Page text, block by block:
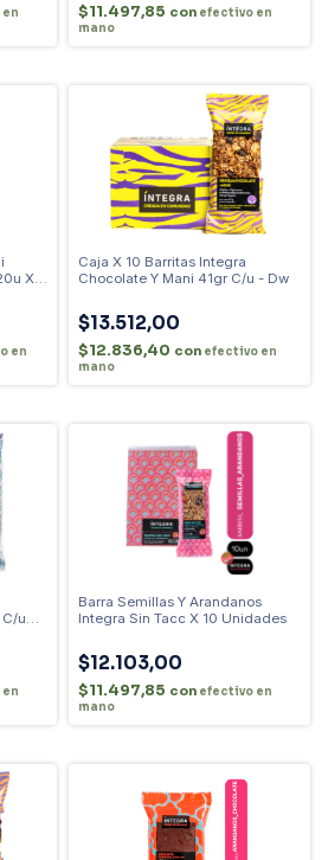
$11.497,85 con efectivo en
mano
X
en
Caja X 10 Barritas Integra
Chocolate Y Mani 41gr C/u - Dw
$13.512,00
$12.836,40 con efectivo en
mano
u
Barra Semillas Y Arandanos
Integra Sin Tacc X 10 Unidades
$12.103,00
$11.497,85 con efectivo en
mano